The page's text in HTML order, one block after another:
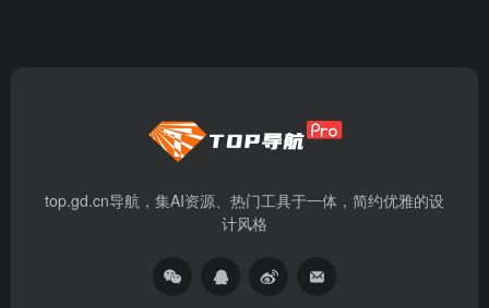
top.gd.cn导航，集AI资源、热门工具于一体，简约优雅的设
计风格